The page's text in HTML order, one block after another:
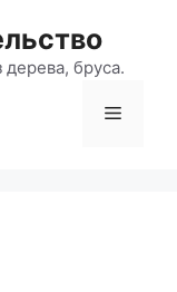
бруса.
Меню